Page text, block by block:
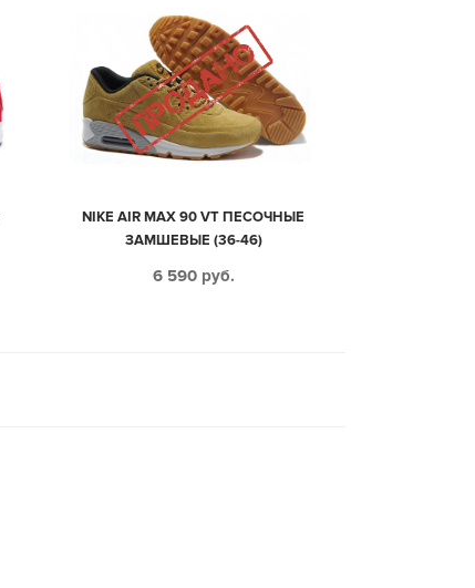
NIKE AIR MAX 90 VT ПЕСОЧНЫЕ
ЗАМШЕВЫЕ (36-46)
6 590 руб.